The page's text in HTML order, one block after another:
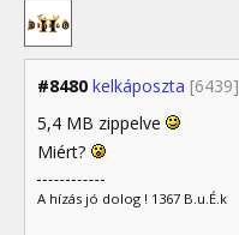
#8480 kelkáposzta [6439]
5,4 MB zippelve
Miért?
A hízás jó dolog ! 1367 B.u.É.k